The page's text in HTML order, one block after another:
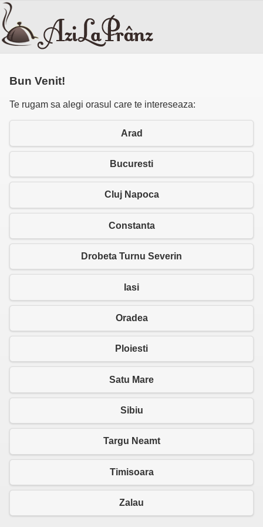
Bun Venit!
Te rugam sa alegi orasul care te intereseaza:
Arad
Bucuresti
Cluj Napoca
Constanta
Drobeta Turnu Severin
Iasi
Oradea
Ploiesti
Satu Mare
Sibiu
Targu Neamt
Timisoara
Zalau